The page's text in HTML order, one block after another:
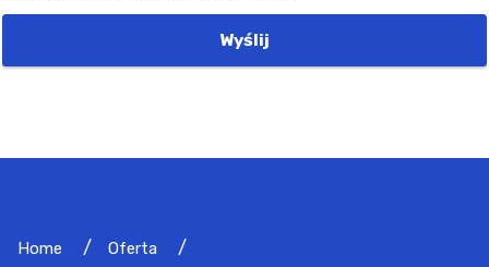
Wyślij
Home
Oferta